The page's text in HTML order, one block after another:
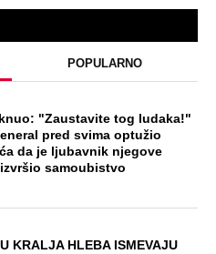
POPULARNO
"Zaustavite tog ludaka!"
pred svima optužio
da je ljubavnik njegove
samoubistvo
KRALJA HLEBA ISMEVAJU